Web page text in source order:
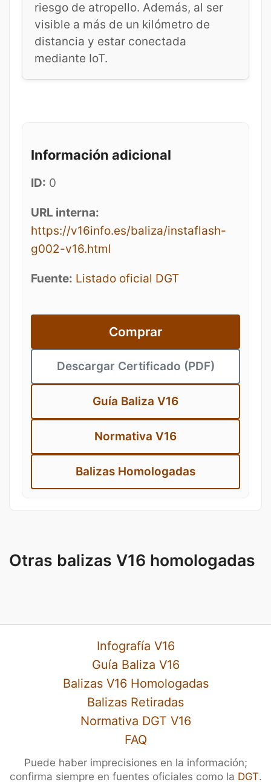
riesgo de atropello. Además, al ser
visible a más de un kilómetro de
distancia y estar conectada
mediante IoT.
Información adicional
ID: 0
URL interna:
https://v16info.es/baliza/instaflash-
g002-v16.html
Fuente: Listado oficial DGT
Comprar
Descargar Certificado (PDF)
Guía Baliza V16
Normativa V16
Balizas Homologadas
Otras balizas V16 homologadas
Infografía V16
Guía Baliza V16
Balizas V16 Homologadas
Balizas Retiradas
Normativa DGT V16
FAQ
Puede haber imprecisiones en la información;
confirma siempre en fuentes oficiales como la DGT.